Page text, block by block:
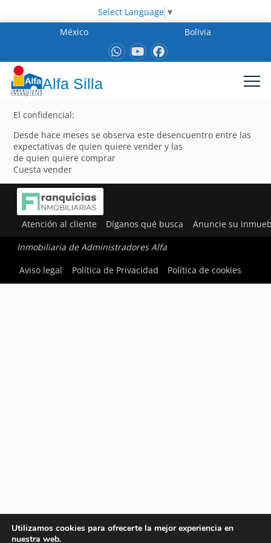
Select Language ▼
México
Bolivia
Alfa Silla
El confidencial:
Desde hace meses se observa este desencuentro entre las
expectativas de quien quiere vender y las
de quien quiere comprar
Cuesta vender
Atención al cliente Díganos qué busca Anuncie su
Inmobiliaria de Administradores Alfa
Aviso legal
Política de Privacidad Política de cookies
Utilizamos cookies para ofrecerte la mejor experiencia en
nuestra web.